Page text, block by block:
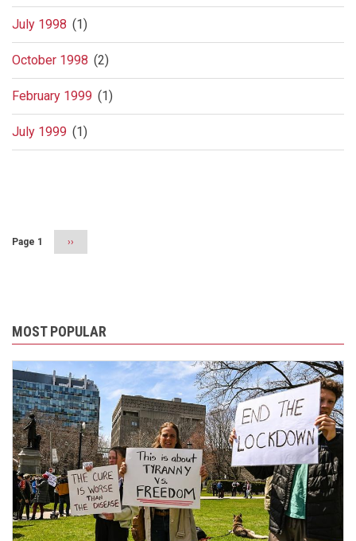
July 1998 (1)
October 1998 (2)
February 1999 (1)
July 1999 (1)
Page 1
Next
››
MOST POPULAR